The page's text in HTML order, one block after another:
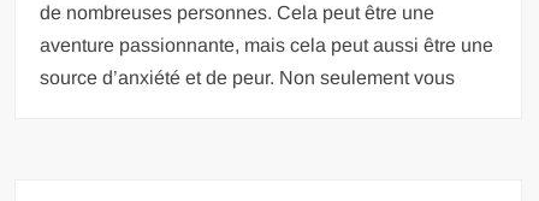
de nombreuses personnes. Cela peut être une
aventure passionnante, mais cela peut aussi être une
source d’anxiété et de peur. Non seulement vous